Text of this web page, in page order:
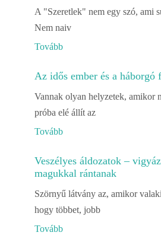
A "Szeretlek" nem egy szó, ami
Nem naiv
Tovább
Az idős ember és a háborgó
Vannak olyan helyzetek, amikor
próba elé állít az
Tovább
Veszélyes áldozatok –
magukkal rántanak
Szörnyű látvány az, amikor
hogy többet, jobb
Tovább